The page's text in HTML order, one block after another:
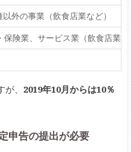
外の事業（飲食店業など）
保険業、サービス業（飲食店業
、 2019年10月からは10％
申告の提出が必要